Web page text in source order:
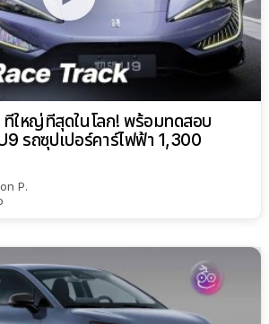
ที่ใหญ่ที่สุดในโลก! พร้อมทดสอบ
รถซุปเปอร์คาร์ไฟฟ้า 1,300
P.